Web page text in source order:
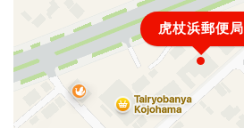
虎杖浜郵便局